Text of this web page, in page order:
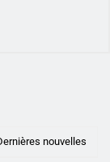
nouvelles